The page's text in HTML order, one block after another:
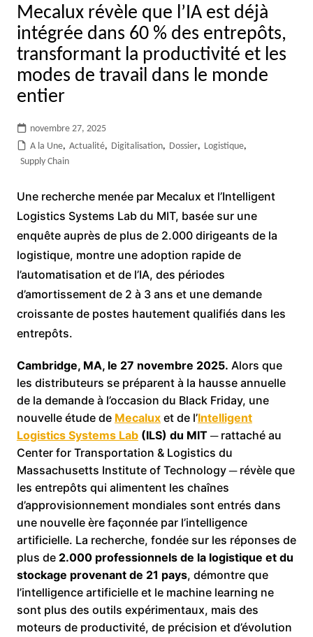
Mecalux révèle que l’IA est déjà
intégrée dans 60 % des entrepôts,
transformant la productivité et les
modes de travail dans le monde
entier
novembre 27, 2025
A la Une, Actualité, Digitalisation, Dossier, Logistique,
Supply Chain
Une recherche menée par Mecalux et l’Intelligent
Logistics Systems Lab du MIT, basée sur une
enquête auprès de plus de 2.000 dirigeants de la
logistique, montre une adoption rapide de
l’automatisation et de l’IA, des périodes
d’amortissement de 2 à 3 ans et une demande
croissante de postes hautement qualifiés dans les
entrepôts.
Cambridge, MA, le 27 novembre 2025. Alors que
les distributeurs se préparent à la hausse annuelle
de la demande à l’occasion du Black Friday, une
nouvelle étude de Mecaluxet de l’Intelligent
Logistics Systems Lab(ILS) du MIT─ rattaché au
Center for Transportation & Logistics du
Massachusetts Institute of Technology ─ révèle que
les entrepôts qui alimentent les chaînes
d’approvisionnement mondiales sont entrés dans
une nouvelle ère façonnée par l’intelligence
artificielle. La recherche, fondée sur les réponses de
plus de 2.000 professionnels de la logistique et du
stockage provenant de 21 pays, démontre que
l’intelligence artificielle et le machine learning ne
sont plus des outils expérimentaux, mais des
moteurs de productivité, de précision et d’évolution